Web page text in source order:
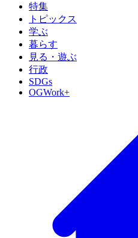
特集
トピックス
学ぶ
暮らす
見る・遊ぶ
行政
SDGs
OGWork+